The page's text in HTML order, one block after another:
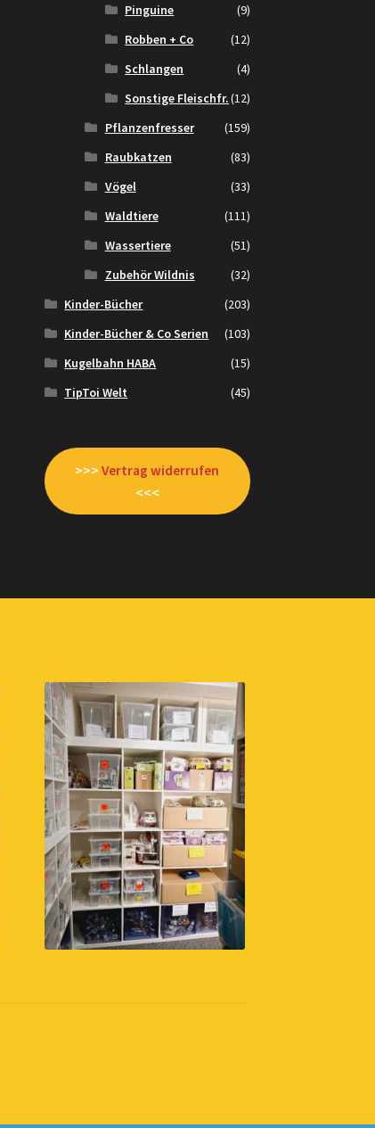
Pinguine
(9)
Robben + Co
(12)
Schlangen
(4)
Sonstige Fleischfr.(12)
Pflanzenfresser
(159)
Raubkatzen
(83)
Vögel
(33)
Waldtiere
(111)
Wassertiere
(51)
Zubehör Wildnis
(32)
Kinder-Bücher
(203)
Kinder-Bücher & Co Serien
(103)
Kugelbahn HABA
(15)
TipToi Welt
(45)
>>>Vertrag widerrufen
<<<